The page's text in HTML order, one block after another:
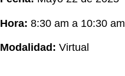
Hora: 8:30 am a 10:30 am
Modalidad: Virtual